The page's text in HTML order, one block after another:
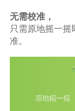
无需校准，
只需原地摇一摇
准。